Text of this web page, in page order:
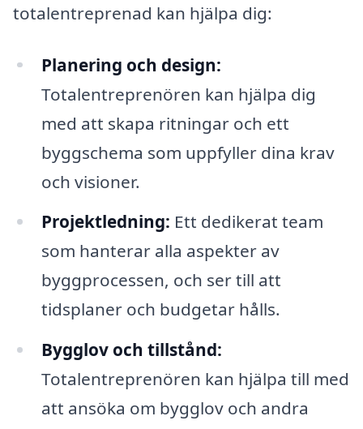
totalentreprenad kan hjälpa dig:
Planering och design:
Totalentreprenören kan hjälpa dig
med att skapa ritningar och ett
byggschema som uppfyller dina krav
och visioner.
Projektledning: Ett dedikerat team
som hanterar alla aspekter av
byggprocessen, och ser till att
tidsplaner och budgetar hålls.
Bygglov och tillstånd:
Totalentreprenören kan hjälpa till med
att ansöka om bygglov och andra